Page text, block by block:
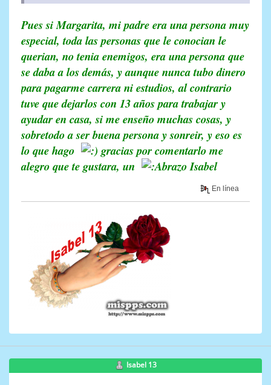
Pues si Margarita, mi padre era una persona muy
especial, toda las personas que le conocian le
querian, no tenia enemigos, era una persona que
se daba a los demás, y aunque nunca tubo dinero
para pagarme carrera ni estudios, al contrario
tuve que dejarlos con 13 años para trabajar y
ayudar en casa, si me enseño muchas cosas, y
sobretodo a ser buena persona y sonreir, y eso es
lo que hago
gracias por comentarlo me
alegro que te gustara, un
Isabel
En línea
Isabel 13